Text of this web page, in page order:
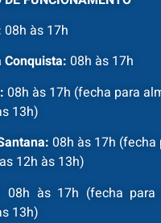
08h às 17h
08h às 17h
08h às 17h (fecha para
13h)
08h às 17h (fecha
12h às 13h)
08h às 17h (fecha para
13h)